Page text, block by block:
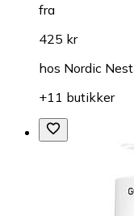
fra
425 kr
hos Nordic Nest
+11 butikker